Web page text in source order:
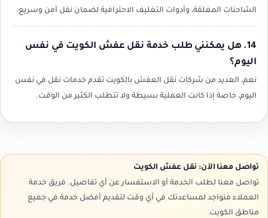
الشاحنات المغلقة، وأدوات التغليف الاحترافية لضمان نقل آمن وسريع.
14. هل يمكنني طلب خدمة نقل عفش الكويت في نفس
اليوم؟
نعم، العديد من شركات نقل العفش بالكويت تقدم خدمات نقل في نفس
اليوم، خاصة إذا كانت العملية بسيطة ولا تتطلب الكثير من الوقت.
تواصل معنا الآن: نقل عفش الكويت
تواصل معنا لطلب الخدمة أو الاستفسار عن أي تفاصيل. فريق خدمة
العملاء متواجد لمساعدتك في أي وقت لتقديم أفضل خدمة في جميع
مناطق الكويت.